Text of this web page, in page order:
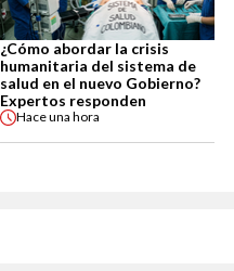
¿Cómo abordar la crisis
humanitaria del sistema de
salud en el nuevo Gobierno?
Expertos responden
Haceuna hora